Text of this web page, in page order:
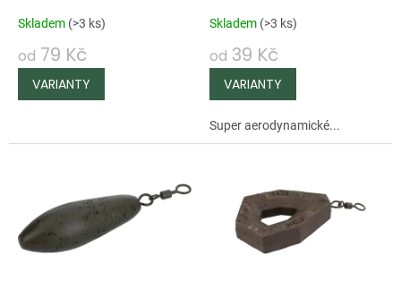
d
u
k
Skladem (>3 ks)
od 79 Kč
Skladem (>3 ks)
od 39 Kč
Super aerodynamické...